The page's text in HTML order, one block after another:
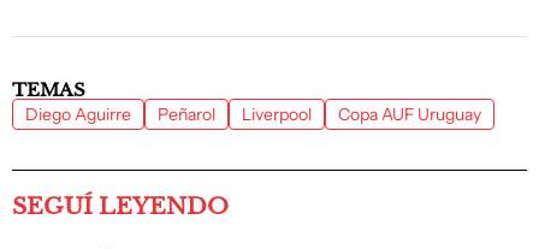
TEMAS
Diego Aguirre Peñarol Liverpool Copa AUF Uruguay
SEGUÍ LEYENDO